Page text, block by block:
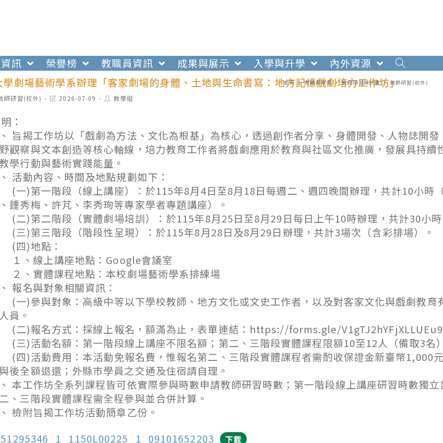
訊 榮譽榜 教職員資訊 成果與展示 入學與升學
內外資源
學劇場藝術學系辦理「客家劇場的身體、土地與生命書寫：地方記憶戲劇培力工作坊」
首頁 > 教職員資訊 > 教師研習與計畫 > 教師研習(校外)
師研習(校外)
Post2026-07-09
Post教學組
：
旨揭工作坊以「戲劇為方法、文化為根基」為核心，透過創作者分享、身體開發、人物誌開
觀察與文本創造等核心軸線，培力教育工作者將戲劇應用於教育與社區文化推廣，發展具持續
學行動與藝術實踐能量。
活動內容、時間及地點規劃如下：
)第一階段（線上講座）：於115年8月4日至8月18日每週二、週四晚間辦理，共計10小時
鍾秀梅、許芃、李秀珣等專家學者專題講座）。
)第二階段（實體劇場培訓）：於115年8月25日至8月29日每日上午10時辦理，共計30小
)第三階段（階段性呈現）：於115年8月28日及8月29日辦理，共計3場次（含彩排場）。
)地點：
、線上講座地點：Google會議室
、實體課程地點：本校劇場藝術學系排練場
報名與對象相關資訊：
)參與對象：高級中等以下學校教師、地方文化或文史工作者，以及對客家文化與戲劇教育
員。
)報名方式：採線上報名，額滿為止，表單連結：https://forms.gle/V1gTJ2hYFjXLLUEu9
)活動名額：第一階段線上講座不限名額；第二、三階段實體課程限額10至12人（備取3名
)活動費用：本活動免報名費，惟報名第二、三階段實體課程者需酌收保證金新臺幣1,000
後全額退還；外縣市學員之交通及住宿請自理。
本工作坊全系列課程皆可依實際參與時數申請教師研習時數；第一階段線上講座研習時數獨
、三階段實體課程需全程參與並合併計算。
檢附旨揭工作坊活動簡章乙份。
下載